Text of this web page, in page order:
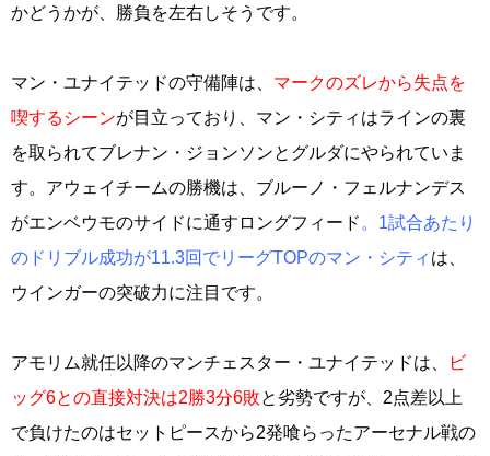
かどうかが、勝負を左右しそうです。
マン・ユナイテッドの守備陣は、 マークのズレから失点を
喫するシーンが目立っており、マン・シティはラインの裏
を取られてブレナン・ジョンソンとグルダにやられていま
す。アウェイチームの勝機は、ブルーノ・フェルナンデス
がエンベウモのサイドに通すロングフィード 。1試合あたり
のドリブル成功が11.3回でリーグTOPのマン・シティ は、
ウインガーの突破力に注目です。
アモリム就任以降のマンチェスター・ユナイテッドは、
ビ
ッグ6との直接対決は2勝3分6敗と劣勢ですが、2点差以上
で負けたのはセットピースから2発喰らったアーセナル戦の